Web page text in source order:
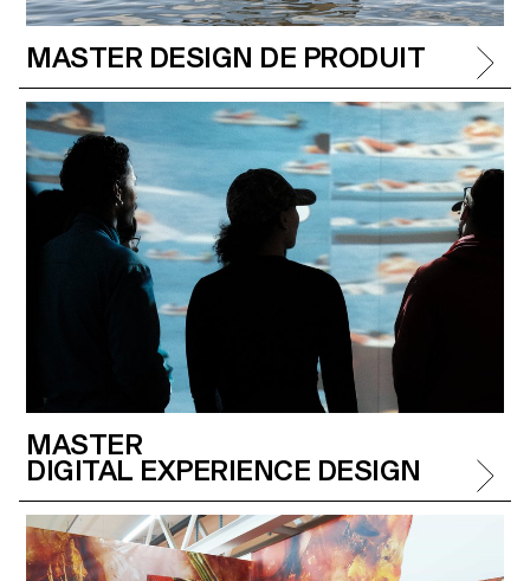
MASTER DESIGN DE PRODUIT
MASTER
DIGITAL EXPERIENCE DESIGN